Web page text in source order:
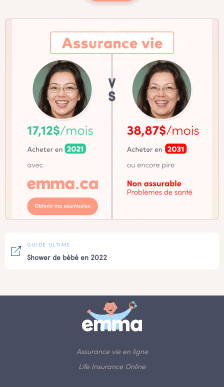
GUIDE ULTIME
Shower de bébé en 2022
Assurance vie en ligne
Life Insurance Online